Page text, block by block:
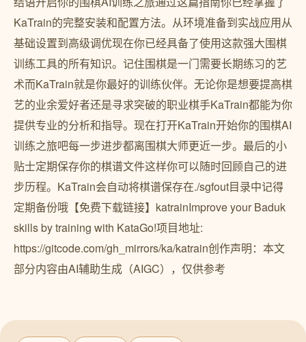
KaTrain的完整安装和配置方法。从环境准备到实战应用从
基础设置到高级调优现在你已经具备了使用这款强大围棋
训练工具的所有知识。记住围棋是一门需要长期练习的艺
术而KaTrain就是你最好的训练伙伴。无论你是想要提高棋
艺的业余爱好者还是寻求突破的职业棋手KaTrain都能为你
提供专业的分析和指导。现在打开KaTrain开始你的围棋AI
训练之旅吧每一步进步都离围棋大师更近一步。最后的小
贴士定期保存你的棋谱文件这样你可以随时回顾自己的进
步历程。KaTrain会自动将棋谱保存在./sgfout目录中记得
定期备份哦【免费下载链接】katrainImprove your Baduk
skills by training with KataGo!项目地址:
https://gitcode.com/gh_mirrors/ka/katrain创作声明：本文
部分内容由AI辅助生成（AIGC），仅供参考